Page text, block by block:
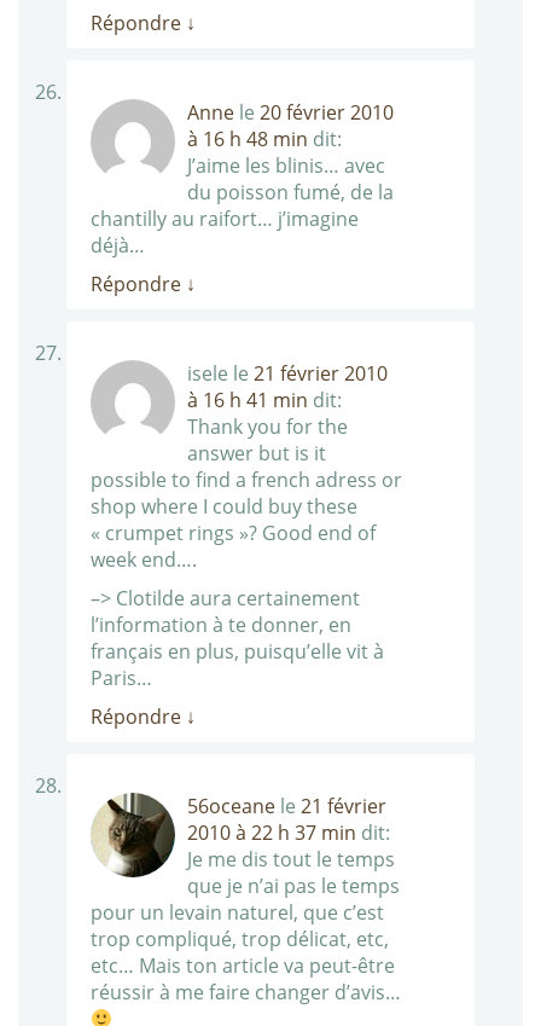
Répondre ↓
Anne le 20 février 2010
à 16 h 48 min dit:
J’aime les blinis… avec
du poisson fumé, de la
chantilly au raifort… j’imagine
déjà…
Répondre ↓
isele le 21 février 2010
à 16 h 41 min dit:
Thank you for the
answer but is it
possible to find a french adress or
shop where I could buy these
« crumpet rings »? Good end of
week end….
–> Clotilde aura certainement
l’information à te donner, en
français en plus, puisqu’elle vit à
Paris…
Répondre ↓
56oceane le 21 février
2010 à 22 h 37 min dit:
Je me dis tout le temps
que je n’ai pas le temps
pour un levain naturel, que c’est
trop compliqué, trop délicat, etc,
etc… Mais ton article va peut-être
réussir à me faire changer d’avis…